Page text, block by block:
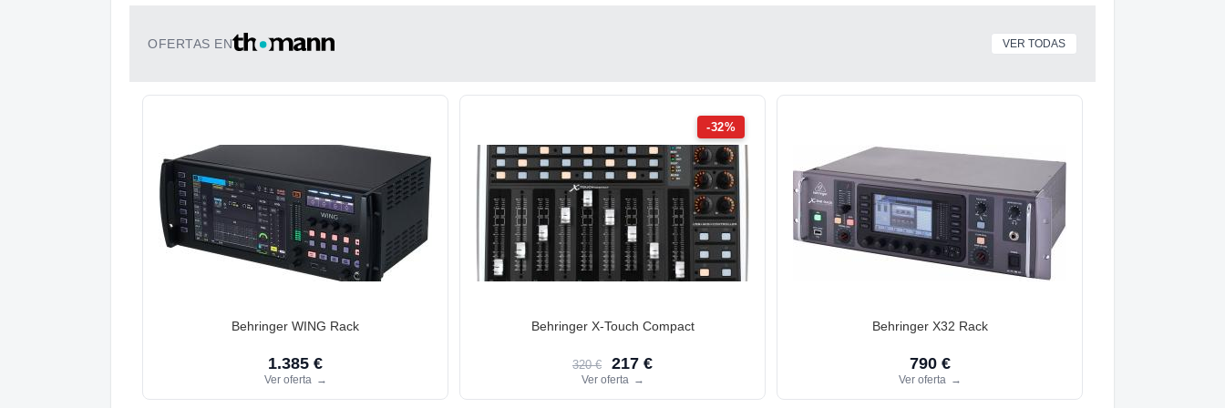
OFERTAS EN VER TODAS
Behringer WING Rack
1.385 €
Ver oferta →
-32%
Behringer X-Touch Compact
320 € 217 €
Ver oferta →
Behringer X32 Rack
790 €
Ver oferta →